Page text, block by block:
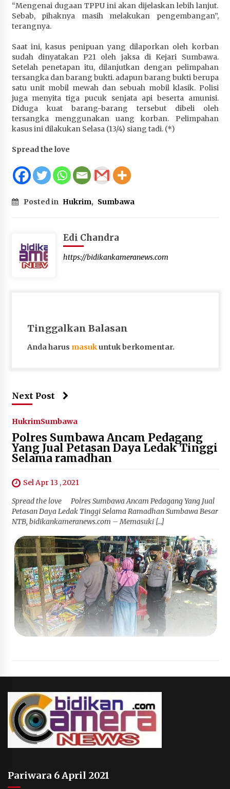
“Mengenai dugaan TPPU ini akan dijelaskan lebih lanjut.
Sebab, pihaknya masih melakukan pengembangan”,
terangnya.
Saat ini, kasus penipuan yang dilaporkan oleh korban
sudah dinyatakan P21 oleh jaksa di Kejari Sumbawa.
Setelah penetapan itu, dilanjutkan dengan pelimpahan
tersangka dan barang bukti. adapun barang bukti berupa
satu unit mobil mewah dan sebuah mobil klasik. Polisi
juga menyita tiga pucuk senjata api beserta amunisi.
Diduga kuat barang-barang tersebut dibeli oleh
tersangka menggunakan uang korban. Pelimpahan
kasus ini dilakukan Selasa (13/4) siang tadi. (*)
Spread the love
Posted in Hukrim, Sumbawa
Edi Chandra
https://bidikankameranews.com
Tinggalkan Balasan
Anda harus masukuntuk berkomentar.
Next Post
HukrimSumbawa
Polres Sumbawa Ancam Pedagang
Yang Jual Petasan Daya Ledak Tinggi
Selama ramadhan
Sel Apr 13 , 2021
Spread the love Polres Sumbawa Ancam Pedagang Yang Jual
Petasan Daya Ledak Tinggi Selama Ramadhan Sumbawa Besar
NTB, bidikankameranews.com – Memasuki […]
Pariwara 6 April 2021